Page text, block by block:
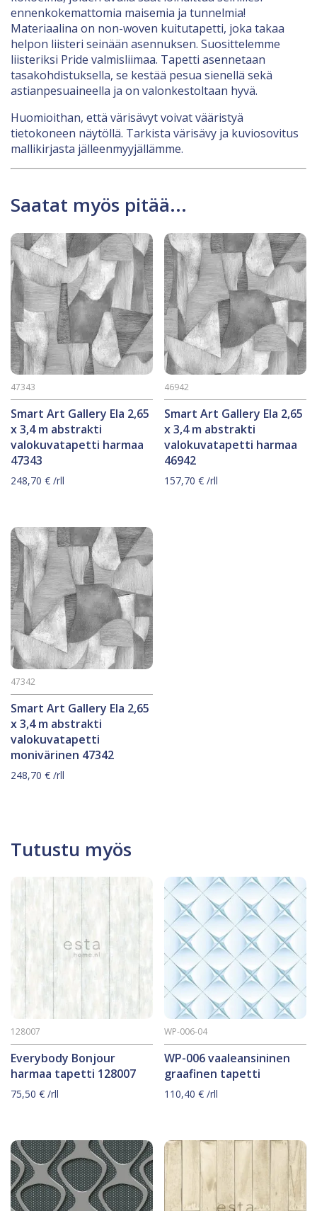
ennenkokemattomia maisemia ja tunnelmia!
Materiaalina on non-woven kuitutapetti, joka takaa
helpon liisteri seinään asennuksen. Suosittelemme
liisteriksi Pride valmisliimaa. Tapetti asennetaan
tasakohdistuksella, se kestää pesua sienellä sekä
astianpesuaineella ja on valonkestoltaan hyvä.
Huomioithan, että värisävyt voivat vääristyä
tietokoneen näytöllä. Tarkista värisävy ja kuviosovitus
mallikirjasta jälleenmyyjällämme.
Saatat myös pitää...
Smart Art Gallery Ela 2,65
x 3,4 m abstrakti
valokuvatapetti harmaa
47343
47343
248,70 € /rll
Smart Art Gallery Ela 2,65
x 3,4 m abstrakti
valokuvatapetti harmaa
46942
46942
157,70€ /rll
Smart Art Gallery Ela 2,65
x 3,4 m abstrakti
valokuvatapetti
monivärinen 47342
47342
248,70 € /rll
Tutustu myös
Everybody Bonjour
harmaa tapetti 128007
128007
75,50 € /rll
WP-006 vaaleansininen
graafinen tapetti
WP-006-04
110,40€ /rll